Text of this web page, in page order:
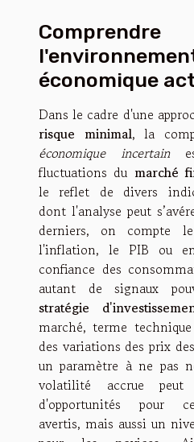
Comprendre
économique
Dans le cadre d'une
risque minimal, la
économique incertain
fluctuations du marché
le reflet de divers
dont l'analyse peut
derniers, on compte
l'inflation, le PIB ou
confiance des
autant de signaux
stratégie
marché, terme
des variations des prix
un paramètre à ne pas
volatilité accrue peut
d'opportunités pour
avertis, mais aussi un